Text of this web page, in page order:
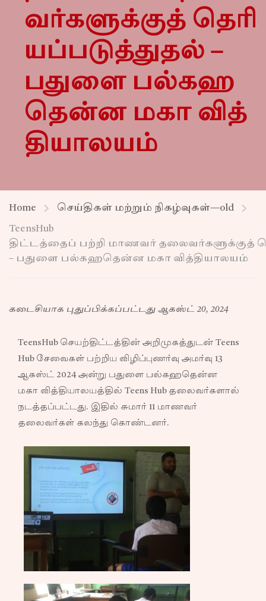
வர்களுக்குத் தெரி
யப்படுத்துதல் –
பதுளை பல்கஹ
தென்ன மகா வித்
தியாலயம்
Home செய்திகள் மற்றும் நிகழ்வுகள்—old
TeensHub
திட்டத்தைப் பற்றி மாணவர் தலைவர்களுக்குத்
– பதுளை பல்கஹதென்ன மகா வித்தியாலயம்
கடைசியாக புதுப்பிக்கப்பட்டது ஆகஸ்ட் 20, 2024
TeensHub செயற்திட்டத்தின் அறிமுகத்துடன் Teens
Hub சேவைகள் பற்றிய விழிப்புணர்வு அமர்வு 13
ஆகஸ்ட் 2024 அன்று பதுளை பல்கஹதென்ன
மகா வித்தியாலயத்தில் Teens Hub தலைவர்களால்
நடத்தப்பட்டது. இதில் சுமார் 11 மாணவர்
தலைவர்கள் கலந்து கொண்டனர்.